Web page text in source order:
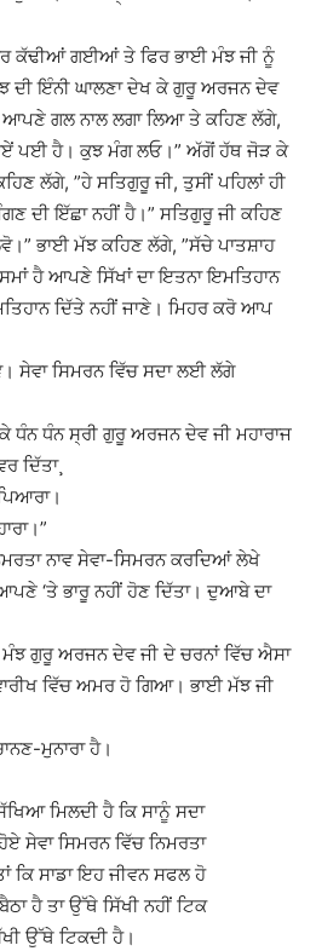
ਕੱਢੀਆਂ ਗਈਆਂ ਤੇ ਫਿਰ ਭਾਈ ਮੰਝ ਜੀ ਨੂੰ
ਦੀ ਇੰਨੀ ਘਾਲਣਾ ਦੇਖ ਕੇ ਗੁਰੂ ਅਰਜਨ ਦੇਵ
ਆਪਣੇ ਗਲ ਨਾਲ ਲਗਾ ਲਿਆ ਤੇ ਕਹਿਣ ਲੱਗੇ,
ਪਈ ਹੈ। ਕੁਝ ਮੰਗ ਲਓ।” ਅੱਗੋਂ ਹੱਥ ਜੋੜ ਕੇ
ਲੱਗੇ, ”ਹੇ ਸਤਿਗੁਰੂ ਜੀ, ਤੁਸੀਂ ਪਹਿਲਾਂ ਹੀ
ਦੀ ਇੱਛਾ ਨਹੀਂ ਹੈ।” ਸਤਿਗੁਰੂ ਜੀ ਕਹਿਣ
ਭਾਈ ਮੱਝ ਕਹਿਣ ਲੱਗੇ, ”ਸੱਚੇ ਪਾਤਸ਼ਾਹ
ਹੈ ਆਪਣੇ ਸਿੱਖਾਂ ਦਾ ਇਤਨਾ ਇਮਤਿਹਾਨ
ਦਿੱਤੇ ਨਹੀਂ ਜਾਣੇ। ਮਿਹਰ ਕਰੋ ਆਪ
ਸੇਵਾ ਸਿਮਰਨ ਵਿੱਚ ਸਦਾ ਲਈ ਲੱਗੇ
ਧੰਨ ਧੰਨ ਸ੍ਰੀ ਗੁਰੂ ਅਰਜਨ ਦੇਵ ਜੀ ਮਹਾਰਾਜ
ਦਿੱਤਾ¸
ਨਾਵ ਸੇਵਾ-ਸਿਮਰਨ ਕਰਦਿਆਂ ਲੇਖੇ
‘ਤੇ ਭਾਰੂ ਨਹੀਂ ਹੋਣ ਦਿੱਤਾ। ਦੁਆਬੇ ਦਾ
ਗੁਰੂ ਅਰਜਨ ਦੇਵ ਜੀ ਦੇ ਚਰਨਾਂ ਵਿੱਚ ਐਸਾ
ਵਿੱਚ ਅਮਰ ਹੋ ਗਿਆ। ਭਾਈ ਮੱਝ ਜੀ
ਮੁਨਾਰਾ ਹੈ।
ਮਿਲਦੀ ਹੈ ਕਿ ਸਾਨੂੰ ਸਦਾ
ਸੇਵਾ ਸਿਮਰਨ ਵਿੱਚ ਨਿਮਰਤਾ
ਕਿ ਸਾਡਾ ਇਹ ਜੀਵਨ ਸਫਲ ਹੋ
ਹੈ ਤਾ ਉੱਥੇ ਸਿੱਖੀ ਨਹੀਂ ਟਿਕ
ਉੱਥੇ ਟਿਕਦੀ ਹੈ।